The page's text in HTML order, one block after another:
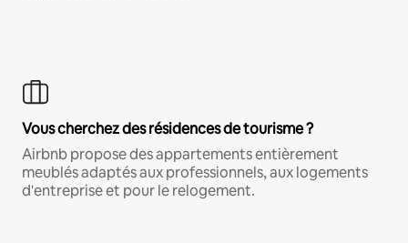
Vous cherchez des résidences de tourisme ?
Airbnb propose des appartements entièrement
meublés adaptés aux professionnels, aux logements
d'entreprise et pour le relogement.